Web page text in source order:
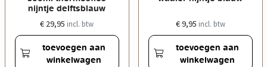
nijntje delftsblauw
€ 29,95 incl. btw
toevoegen aan
winkelwagen
€ 9,95 incl. btw
toevoegen aan
winkelwagen